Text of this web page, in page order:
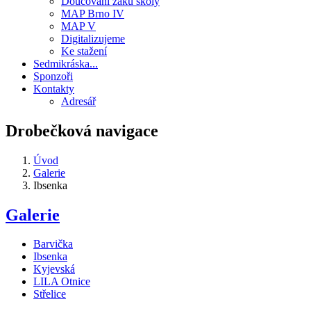
MAP Brno IV
MAP V
Digitalizujeme
Ke stažení
Sedmikráska...
Sponzoři
Kontakty
Adresář
Drobečková navigace
Úvod
Galerie
Ibsenka
Galerie
Barvička
Ibsenka
Kyjevská
LILA Otnice
Střelice